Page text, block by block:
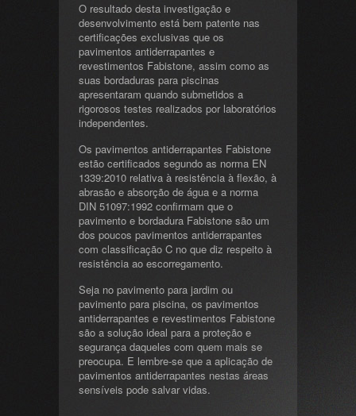
O resultado desta investigação e
desenvolvimento está bem patente nas
certificações exclusivas que os
pavimentos antiderrapantes e
revestimentos Fabistone, assim como as
suas bordaduras para piscinas
apresentaram quando submetidos a
rigorosos testes realizados por laboratórios
independentes.
Os pavimentos antiderrapantes Fabistone
estão certificados segundo as norma EN
1339:2010 relativa à resistência à flexão, à
abrasão e absorção de água e a norma
DIN 51097:1992 confirmam que o
pavimento e bordadura Fabistone são um
dos poucos pavimentos antiderrapantes
com classificação C no que diz respeito à
resistência ao escorregamento.
Seja no pavimento para jardim ou
pavimento para piscina, os pavimentos
antiderrapantes e revestimentos Fabistone
são a solução ideal para a proteção e
segurança daqueles com quem mais se
preocupa. E lembre-se que a aplicação de
pavimentos antiderrapantes nestas áreas
sensíveis pode salvar vidas.